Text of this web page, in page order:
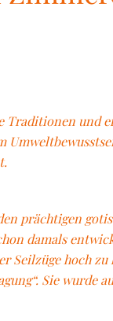
und
prächtigen
damals
Seilzüge hoch
Sie